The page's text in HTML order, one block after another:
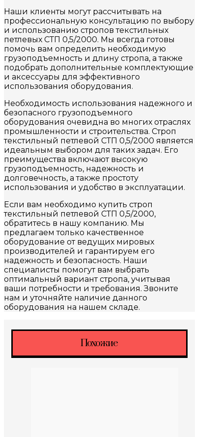
Наши клиенты могут рассчитывать на
профессиональную консультацию по выбору
и использованию стропов текстильных
петлевых СТП 0,5/2000. Мы всегда готовы
помочь вам определить необходимую
грузоподъемность и длину стропа, а также
подобрать дополнительные комплектующие
и аксессуары для эффективного
использования оборудования.
Необходимость использования надежного и
безопасного грузоподъемного
оборудования очевидна во многих отраслях
промышленности и строительства. Строп
текстильный петлевой СТП 0,5/2000 является
идеальным выбором для таких задач. Его
преимущества включают высокую
грузоподъемность, надежность и
долговечность, а также простоту
использования и удобство в эксплуатации.
Если вам необходимо купить строп
текстильный петлевой СТП 0,5/2000,
обратитесь в нашу компанию. Мы
предлагаем только качественное
оборудование от ведущих мировых
производителей и гарантируем его
надежность и безопасность. Наши
специалисты помогут вам выбрать
оптимальный вариант стропа, учитывая
ваши потребности и требования. Звоните
нам и уточняйте наличие данного
оборудования на нашем складе.
Похожие